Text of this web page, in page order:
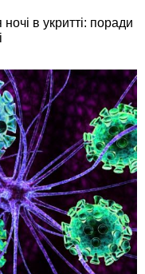
в укритті: поради